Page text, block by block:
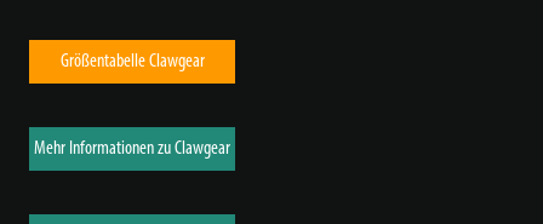
Größentabelle Clawgear
Mehr Informationen zu Clawgear